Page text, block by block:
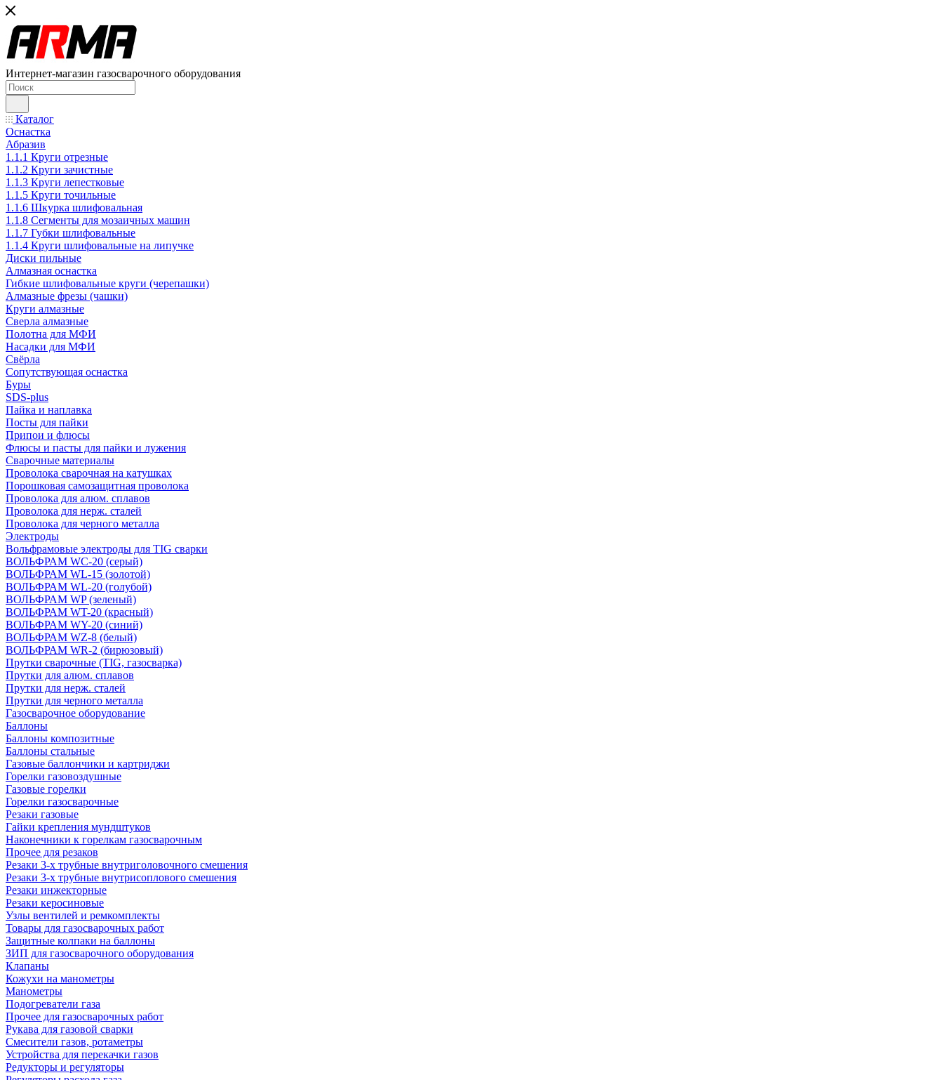
Интернет-магазин газосварочного оборудования
Каталог
Оснастка
Абразив
1.1.1 Круги отрезные
1.1.2 Круги зачистные
1.1.3 Круги лепестковые
1.1.5 Круги точильные
1.1.6 Шкурка шлифовальная
1.1.8 Сегменты для мозаичных машин
1.1.7 Губки шлифовальные
1.1.4 Круги шлифовальные на липучке
Диски пильные
Алмазная оснастка
Гибкие шлифовальные круги (черепашки)
Алмазные фрезы (чашки)
Круги алмазные
Сверла алмазные
Полотна для МФИ
Насадки для МФИ
Свёрла
Сопутствующая оснастка
Буры
SDS-plus
Пайка и наплавка
Посты для пайки
Припои и флюсы
Флюсы и пасты для пайки и лужения
Сварочные материалы
Проволока сварочная на катушках
Порошковая самозащитная проволока
Проволока для алюм. сплавов
Проволока для нерж. сталей
Проволока для черного металла
Электроды
Вольфрамовые электроды для TIG сварки
ВОЛЬФРАМ WC-20 (серый)
ВОЛЬФРАМ WL-15 (золотой)
ВОЛЬФРАМ WL-20 (голубой)
ВОЛЬФРАМ WP (зеленый)
ВОЛЬФРАМ WT-20 (красный)
ВОЛЬФРАМ WY-20 (синий)
ВОЛЬФРАМ WZ-8 (белый)
ВОЛЬФРАМ WR-2 (бирюзовый)
Прутки сварочные (TIG, газосварка)
Прутки для алюм. сплавов
Прутки для нерж. сталей
Прутки для черного металла
Газосварочное оборудование
Баллоны
Баллоны композитные
Баллоны стальные
Газовые баллончики и картриджи
Горелки газовоздушные
Газовые горелки
Горелки газосварочные
Резаки газовые
Гайки крепления мундштуков
Наконечники к горелкам газосварочным
Прочее для резаков
Резаки 3-х трубные внутриголовочного смешения
Резаки 3-х трубные внутрисоплового смешения
Резаки инжекторные
Резаки керосиновые
Узлы вентилей и ремкомплекты
Товары для газосварочных работ
Защитные колпаки на баллоны
ЗИП для газосварочного оборудования
Клапаны
Кожухи на манометры
Манометры
Подогреватели газа
Прочее для газосварочных работ
Рукава для газовой сварки
Смесители газов, ротаметры
Устройства для перекачки газов
Редукторы и регуляторы